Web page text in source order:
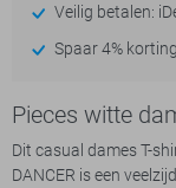
Veilig betalen:
Spaar 4%
Pieces witte
Dit casual dames T-
DANCER is een